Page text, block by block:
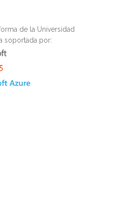
de la Universidad
soportada por: